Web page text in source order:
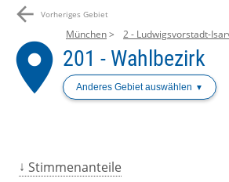
arrow_back Vorheriges Gebiet
place
München 2 - Ludwigsvorstadt-
201 - Wahlbezirk
Anderes Gebiet auswählen
Stimmenanteile